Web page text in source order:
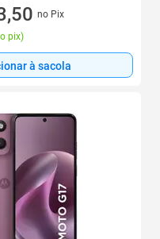
sem jurosno Pix
pix)
à sacola